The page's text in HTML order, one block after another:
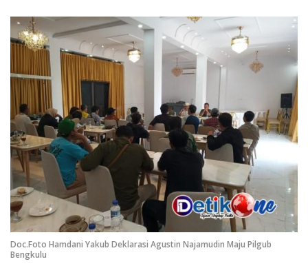
Doc.Foto Hamdani Yakub Deklarasi Agustin Najamudin Maju Pilgub
Bengkulu